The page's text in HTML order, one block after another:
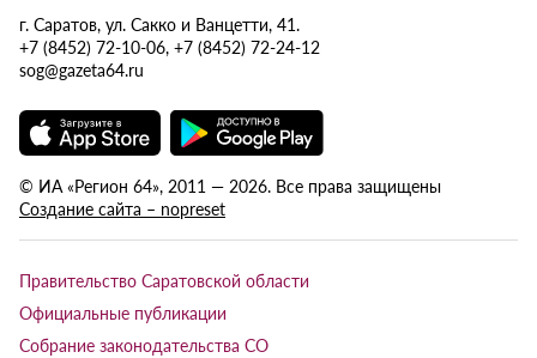
г. Саратов, ул. Сакко и Ванцетти, 41.
+7 (8452) 72-10-06, +7 (8452) 72-24-12
sog@gazeta64.ru
© ИА «Регион 64», 2011 — 2026. Все права защищены
Создание сайта – nopreset
Правительство Саратовской области
Официальные публикации
Собрание законодательства СО